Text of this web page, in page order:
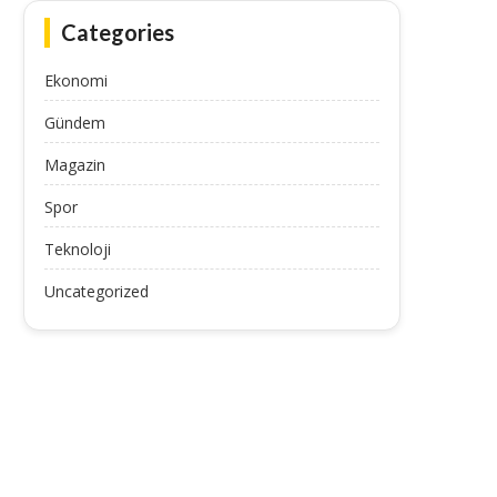
Categories
Ekonomi
Gündem
Magazin
Spor
Teknoloji
Uncategorized